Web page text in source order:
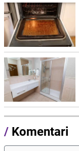
/ Komentari